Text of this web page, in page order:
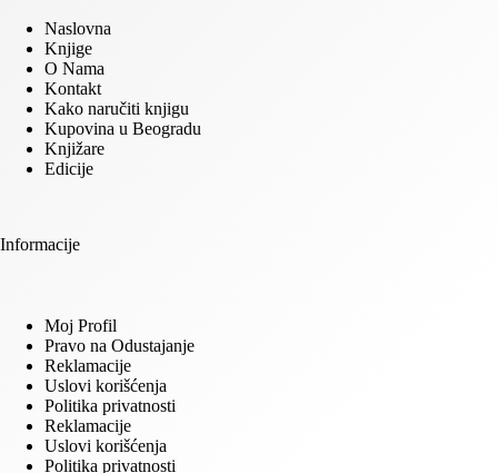
Naslovna
Knjige
O Nama
Kontakt
Kako naručiti knjigu
Kupovina u Beogradu
Knjižare
Edicije
Informacije
Moj Profil
Pravo na Odustajanje
Reklamacije
Uslovi korišćenja
Politika privatnosti
Reklamacije
Uslovi korišćenja
Politika privatnosti